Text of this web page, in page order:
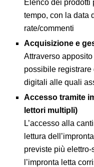
Elenco dei prodotti
tempo, con la data
rate/commenti
Acquisizione e
Attraverso
possibile
digitali alle quali
Accesso tramite
lettori multipli)
L’accesso alla
lettura
previste più
l’impronta letta